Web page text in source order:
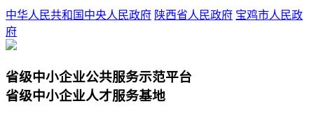
中华人民共和国中央人民政府 陕西省人民政府 宝鸡市人民政
府
省级中小企业公共服务示范平台
省级中小企业人才服务基地